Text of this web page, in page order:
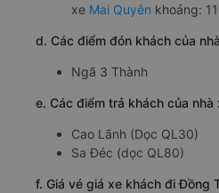
xe Mai Quyên khoảng:
d. Các điểm đón khách của
Ngã 3 Thành
e. Các điểm trả khách của nhà
Cao Lãnh (Dọc QL30)
Sa Đéc (dọc QL80)
f. Giá vé giá xe khách đi Đồng